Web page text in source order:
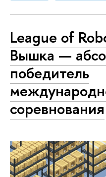
League of
Вышка —
победитель
соревнования